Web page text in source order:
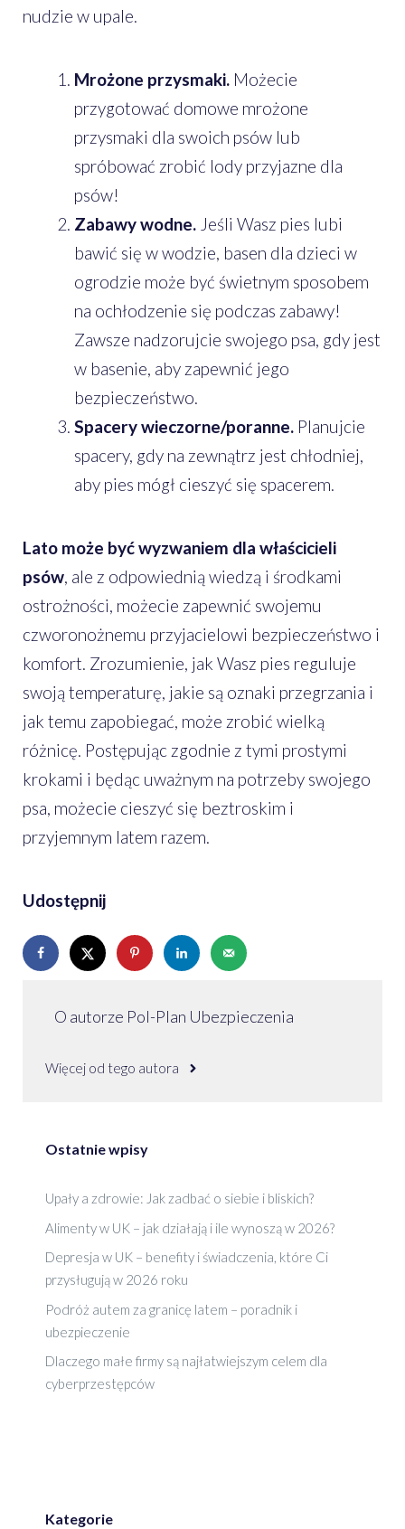
nudzie w upale.
Mrożone przysmaki. Możecie
przygotować domowe mrożone
przysmaki dla swoich psów lub
spróbować zrobić lody przyjazne dla
psów!
Zabawy wodne. Jeśli Wasz pies lubi
bawić się w wodzie, basen dla dzieci w
ogrodzie może być świetnym sposobem
na ochłodzenie się podczas zabawy!
Zawsze nadzorujcie swojego psa, gdy jest
w basenie, aby zapewnić jego
bezpieczeństwo.
Spacery wieczorne/poranne. Planujcie
spacery, gdy na zewnątrz jest chłodniej,
aby pies mógł cieszyć się spacerem.
Lato może być wyzwaniem dla właścicieli
psów , ale z odpowiednią wiedzą i środkami
ostrożności, możecie zapewnić swojemu
czworonożnemu przyjacielowi bezpieczeństwo i
komfort. Zrozumienie, jak Wasz pies reguluje
swoją temperaturę, jakie są oznaki przegrzania i
jak temu zapobiegać, może zrobić wielką
różnicę. Postępując zgodnie z tymi prostymi
krokami i będąc uważnym na potrzeby swojego
psa, możecie cieszyć się beztroskim i
przyjemnym latem razem.
Udostępnij
O autorze Pol-Plan Ubezpieczenia
Więcej od tego autora
Ostatnie wpisy
Upały a zdrowie: Jak zadbać o siebie i bliskich?
Alimenty w UK – jak działają i ile wynoszą w 2026?
Depresja w UK – benefity i świadczenia, które Ci
przysługują w 2026 roku
Podróż autem za granicę latem – poradnik i
ubezpieczenie
Dlaczego małe firmy są najłatwiejszym celem dla
cyberprzestępców
Kategorie